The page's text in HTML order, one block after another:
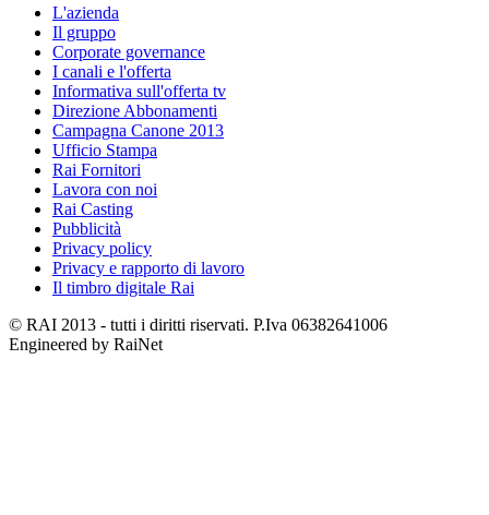
L'azienda
Il gruppo
Corporate governance
I canali e l'offerta
Informativa sull'offerta tv
Direzione Abbonamenti
Campagna Canone 2013
Ufficio Stampa
Rai Fornitori
Lavora con noi
Rai Casting
Pubblicità
Privacy policy
Privacy e rapporto di lavoro
Il timbro digitale Rai
© RAI 2013 - tutti i diritti riservati. P.Iva 06382641006
Engineered by RaiNet